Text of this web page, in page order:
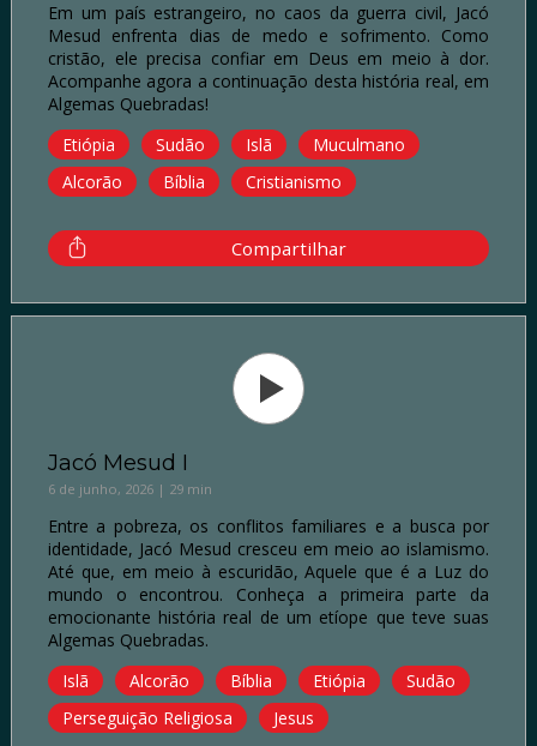
Em um país estrangeiro, no caos da guerra civil, Jacó
Mesud enfrenta dias de medo e sofrimento. Como
cristão, ele precisa confiar em Deus em meio à dor.
Acompanhe agora a continuação desta história real, em
Algemas Quebradas!
Etiópia
Sudão Islã
Muculmano
Alcorão
Bíblia Cristianismo
Compartilhar
Jacó Mesud I
6 de junho, 2026 | 29 min
Entre a pobreza, os conflitos familiares e a busca por
identidade, Jacó Mesud cresceu em meio ao islamismo.
Até que, em meio à escuridão, Aquele que é a Luz do
mundo o encontrou. Conheça a primeira parte da
emocionante história real de um etíope que teve suas
Algemas Quebradas.
Islã
Alcorão Bíblia Etiópia
Sudão
Perseguição Religiosa
Jesus